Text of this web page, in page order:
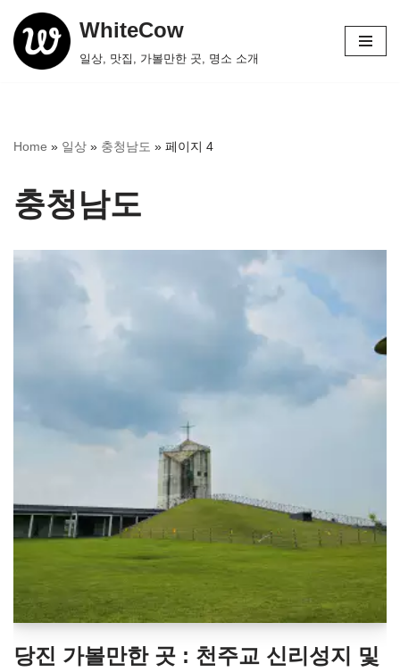
콘
텐
기
WhiteCow
일상, 맛집, 가볼만한 곳, 명소 소개
Home » 일상 » 충청남도 » 페이지 4
충청남도
당진 가볼만한 곳 : 천주교 신리성지 및